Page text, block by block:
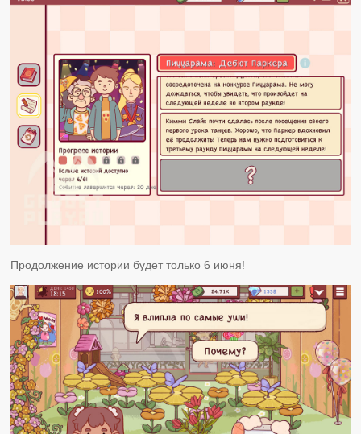
Продолжение истории будет только 6 июня!